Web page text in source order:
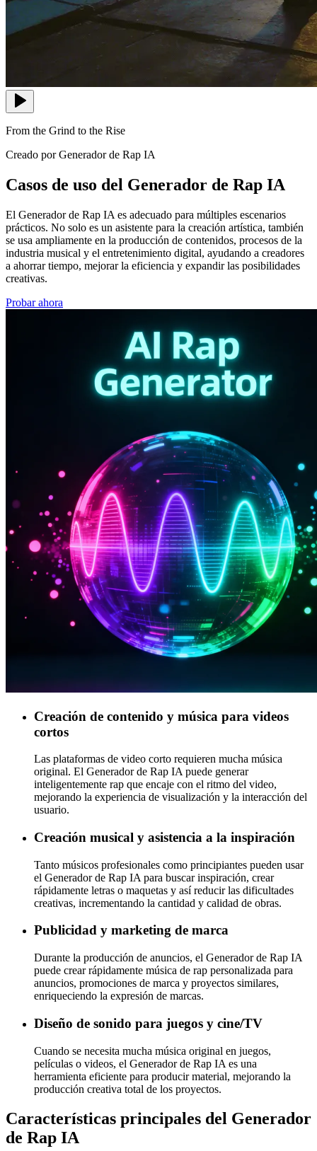
From the Grind to the Rise
Creado por Generador de Rap IA
Casos de uso del Generador de Rap IA
El Generador de Rap IA es adecuado para múltiples escenarios
prácticos. No solo es un asistente para la creación artística, también
se usa ampliamente en la producción de contenidos, procesos de la
industria musical y el entretenimiento digital, ayudando a creadores
a ahorrar tiempo, mejorar la eficiencia y expandir las posibilidades
creativas.
Probar ahora
Creación de contenido y música para videos
cortos
Las plataformas de video corto requieren mucha música
original. El Generador de Rap IA puede generar
inteligentemente rap que encaje con el ritmo del video,
mejorando la experiencia de visualización y la interacción del
usuario.
Creación musical y asistencia a la inspiración
Tanto músicos profesionales como principiantes pueden usar
el Generador de Rap IA para buscar inspiración, crear
rápidamente letras o maquetas y así reducir las dificultades
creativas, incrementando la cantidad y calidad de obras.
Publicidad y marketing de marca
Durante la producción de anuncios, el Generador de Rap IA
puede crear rápidamente música de rap personalizada para
anuncios, promociones de marca y proyectos similares,
enriqueciendo la expresión de marcas.
Diseño de sonido para juegos y cine/TV
Cuando se necesita mucha música original en juegos,
películas o videos, el Generador de Rap IA es una
herramienta eficiente para producir material, mejorando la
producción creativa total de los proyectos.
Características principales del Generador
de Rap IA